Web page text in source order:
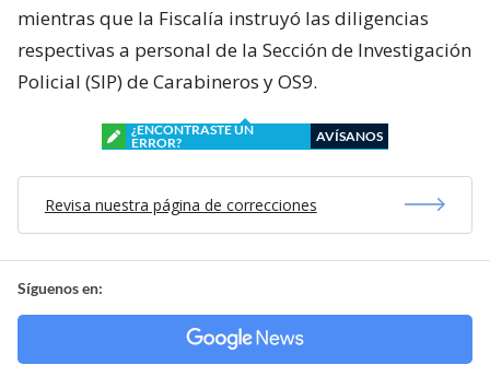
mientras que la Fiscalía instruyó las diligencias
respectivas a personal de la Sección de Investigación
Policial (SIP) de Carabineros y OS9.
¿ENCONTRASTE UN
ERROR?
AVÍSANOS
Revisa nuestra página de correcciones
Síguenos en: